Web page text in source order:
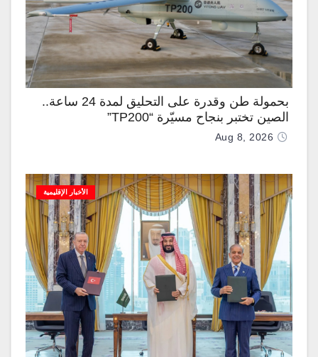
بحمولة طن وقدرة على التحليق لمدة 24 ساعة..
الصين تختبر بنجاح مسيّرة “TP200”
Aug 8, 2026
الأخبار الإقليمية